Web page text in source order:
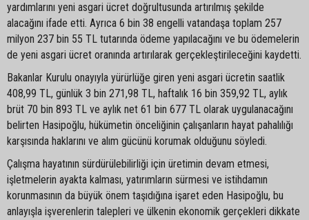
yardımlarını yeni asgari ücret doğrultusunda artırılmış şekilde
alacağını ifade etti. Ayrıca 6 bin 38 engelli vatandaşa toplam 257
milyon 237 bin 55 TL tutarında ödeme yapılacağını ve bu ödemelerin
de yeni asgari ücret oranında artırılarak gerçekleştirileceğini kaydetti.
Bakanlar Kurulu onayıyla yürürlüğe giren yeni asgari ücretin saatlik
408,99 TL, günlük 3 bin 271,98 TL, haftalık 16 bin 359,92 TL, aylık
brüt 70 bin 893 TL ve aylık net 61 bin 677 TL olarak uygulanacağını
belirten Hasipoğlu, hükümetin önceliğinin çalışanların hayat pahalılığı
karşısında haklarını ve alım gücünü korumak olduğunu söyledi.
Çalışma hayatının sürdürülebilirliği için üretimin devam etmesi,
işletmelerin ayakta kalması, yatırımların sürmesi ve istihdamın
korunmasının da büyük önem taşıdığına işaret eden Hasipoğlu, bu
anlayışla işverenlerin talepleri ve ülkenin ekonomik gerçekleri dikkate